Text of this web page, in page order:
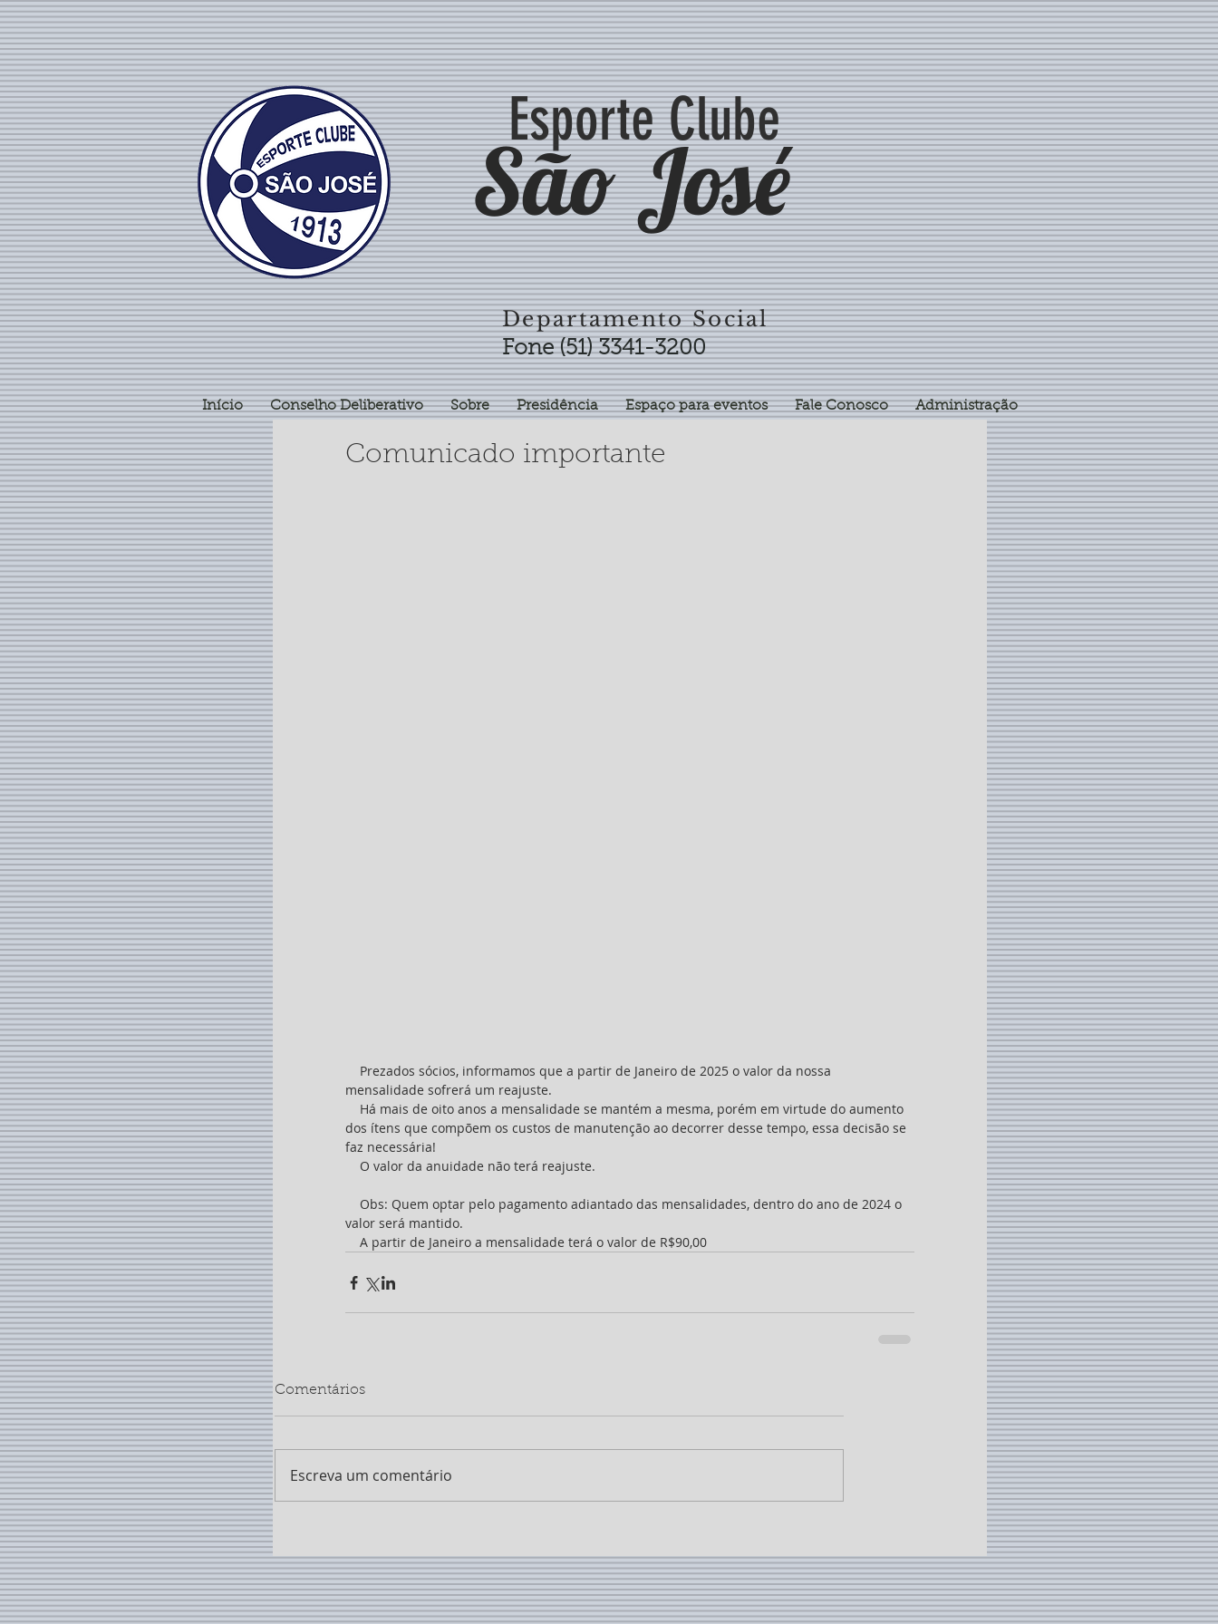
Esporte Clube
São José
Departamento Social
Fone (51) 3341-3200
Início Conselho Deliberativo Sobre Presidência Espaço para eventos Fale Conosco Administração
Comunicado importante
mensalidade sofrerá um reajuste.
dos ítens que compõem os custos de manutenção ao decorrer desse tempo, essa decisão se
faz necessária!
    O valor da anuidade não terá reajuste.
valor será mantido.
    A partir de Janeiro a mensalidade terá o valor de R$90,00
Comentários
Escreva um comentário